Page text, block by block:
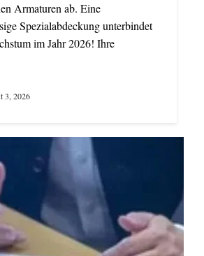
Armaturen ab. Eine
Spezialabdeckung unterbindet
im Jahr 2026! Ihre
3, 2026